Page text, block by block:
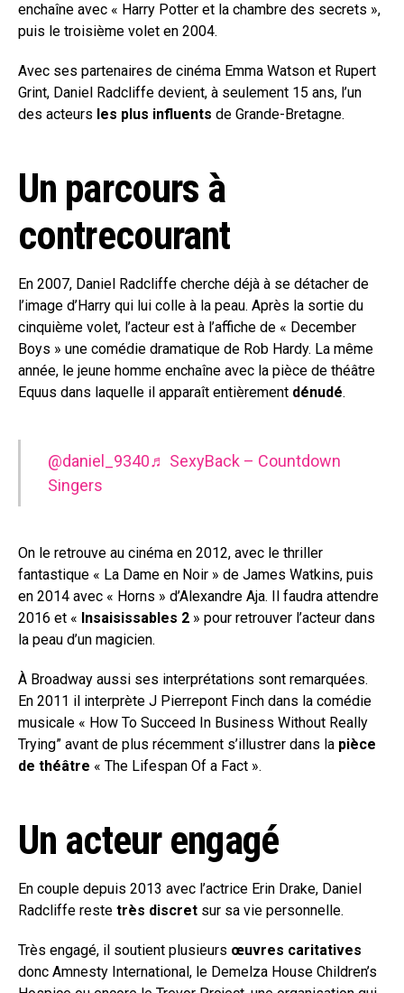
enchaîne avec « Harry Potter et la chambre des secrets »,
puis le troisième volet en 2004.
Avec ses partenaires de cinéma Emma Watson et Rupert
Grint, Daniel Radcliffe devient, à seulement 15 ans, l’un
des acteurs les plus influents de Grande-Bretagne.
Un parcours à
contrecourant
En 2007, Daniel Radcliffe cherche déjà à se détacher de
l’image d’Harry qui lui colle à la peau. Après la sortie du
cinquième volet, l’acteur est à l’affiche de « December
Boys » une comédie dramatique de Rob Hardy. La même
année, le jeune homme enchaîne avec la pièce de théâtre
Equus dans laquelle il apparaît entièrement dénudé.
@daniel_9340♬ SexyBack – Countdown
Singers
On le retrouve au cinéma en 2012, avec le thriller
fantastique « La Dame en Noir » de James Watkins, puis
en 2014 avec « Horns » d’Alexandre Aja. Il faudra attendre
2016 et « Insaisissables 2 » pour retrouver l’acteur dans
la peau d’un magicien.
À Broadway aussi ses interprétations sont remarquées.
En 2011 il interprète J Pierrepont Finch dans la comédie
musicale « How To Succeed In Business Without Really
Trying” avant de plus récemment s’illustrer dans la pièce
de théâtre « The Lifespan Of a Fact ».
Un acteur engagé
En couple depuis 2013 avec l’actrice Erin Drake, Daniel
Radcliffe reste très discret sur sa vie personnelle.
Très engagé, il soutient plusieurs œuvres caritatives
donc Amnesty International, le Demelza House Children’s